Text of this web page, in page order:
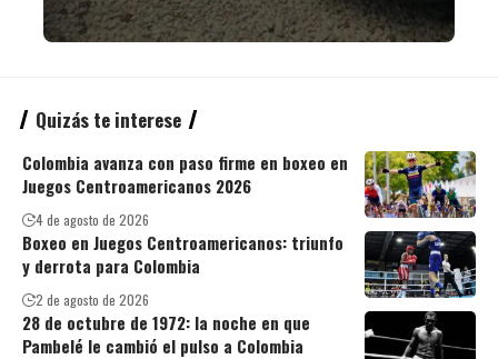
Quizás te interese
Colombia avanza con paso firme en boxeo en
Juegos Centroamericanos 2026
4 de agosto de 2026
Boxeo en Juegos Centroamericanos: triunfo
y derrota para Colombia
2 de agosto de 2026
28 de octubre de 1972: la noche en que
Pambelé le cambió el pulso a Colombia